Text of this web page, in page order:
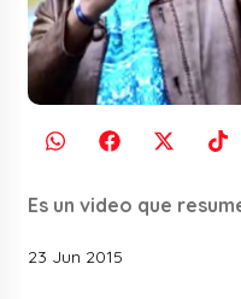
Es un video que
23 Jun 2015